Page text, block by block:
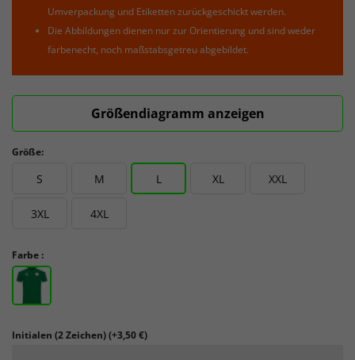
Umverpackung und Etiketten zurückgeschickt werden.
Die Abbildungen dienen nur zur Orientierung und sind weder
farbenecht, noch maßstabsgetreu abgebildet.
Größendiagramm anzeigen
Größe:
S M L XL XXL
3XL 4XL
Farbe :
Initialen (2 Zeichen)(+3,50 €)